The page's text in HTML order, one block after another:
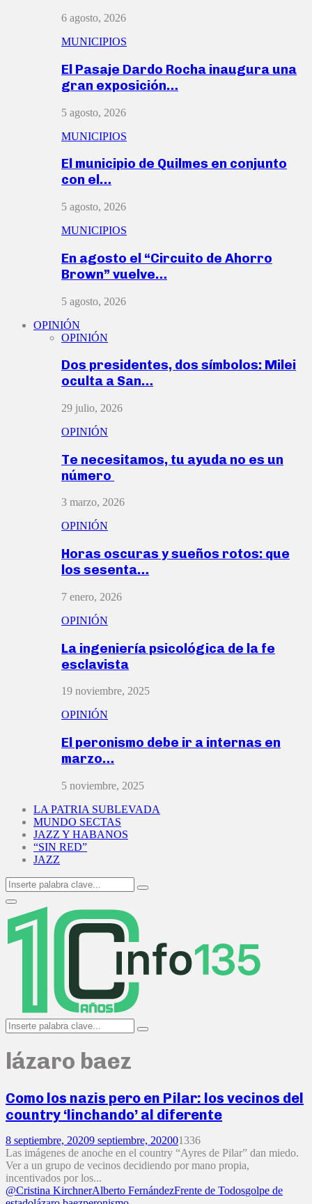
6 agosto, 2026
MUNICIPIOS
El Pasaje Dardo Rocha inaugura una
gran exposición…
5 agosto, 2026
MUNICIPIOS
El municipio de Quilmes en conjunto
con el…
5 agosto, 2026
MUNICIPIOS
En agosto el “Circuito de Ahorro
Brown” vuelve…
5 agosto, 2026
OPINIÓN
OPINIÓN
Dos presidentes, dos símbolos: Milei
oculta a San…
29 julio, 2026
OPINIÓN
Te necesitamos, tu ayuda no es un
número
3 marzo, 2026
OPINIÓN
Horas oscuras y sueños rotos: que
los sesenta…
7 enero, 2026
OPINIÓN
La ingeniería psicológica de la fe
esclavista
19 noviembre, 2025
OPINIÓN
El peronismo debe ir a internas en
marzo…
5 noviembre, 2025
LA PATRIA SUBLEVADA
MUNDO SECTAS
JAZZ Y HABANOS
“SIN RED”
JAZZ
Search
for:
Search
Primary
Menu
Search
for:
Search
lázaro baez
Como los nazis pero en Pilar: los vecinos del
country ‘linchando’ al diferente
8 septiembre, 20209 septiembre, 202001336
Las imágenes de anoche en el country “Ayres de Pilar” dan miedo.
Ver a un grupo de vecinos decidiendo por mano propia,
incentivados por los...
@Cristina KirchnerAlberto FernándezFrente de Todosgolpe de